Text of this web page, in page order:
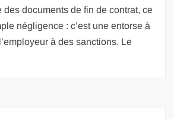
des documents de fin de contrat, ce
négligence : c’est une entorse à
à des sanctions. Le